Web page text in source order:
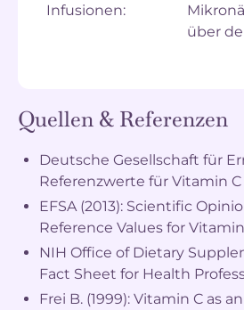
Infusionen:
über
Quellen & Referenzen
Deutsche Gesellschaft für
Referenzwerte für Vitamin C
EFSA (2013): Scientific
Reference Values for
NIH Office of Dietary
Fact Sheet for Health
Frei B. (1999): Vitamin C as